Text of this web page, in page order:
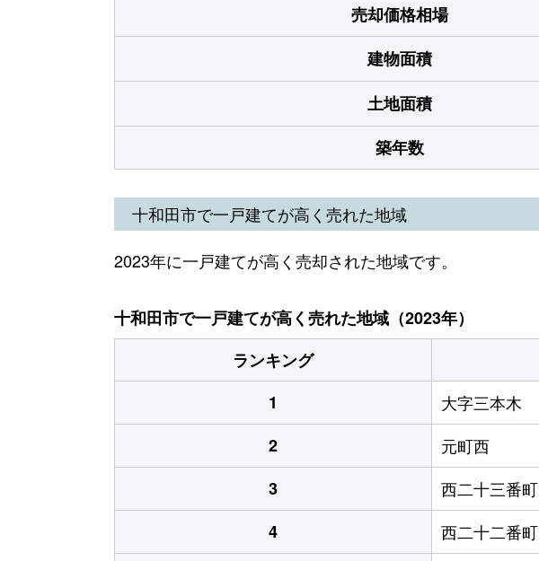
売却価格相場
建物面積
土地面積
築年数
十和田市で一戸建てが高く売れた地域
2023年に一戸建てが高く売却された地域です。
十和田市で一戸建てが高く売れた地域（2023年）
ランキング
1
大字三本木
2
元町西
3
西二十三番町
4
西二十二番町